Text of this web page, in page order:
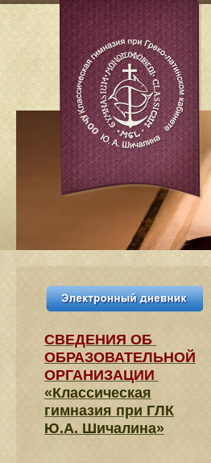
СВЕДЕНИЯ​ ОБ
ОБРАЗОВАТЕЛЬНОЙ
ОРГАНИЗАЦИИ
«Классическая
гимназия при ГЛК
Ю.А. Шичалина»